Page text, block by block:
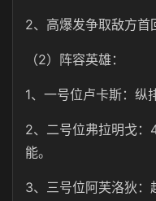
2、高爆发争取敌方首
（2）阵容英雄：
1、一号位卢卡斯：纵
2、二号位弗拉明戈：
能。
3、三号位阿芙洛狄：